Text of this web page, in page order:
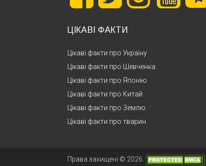
ЦІКАВІ ФАКТИ
Цікаві факти про Україну
Цікаві факти про Шевченка
Цікаві факти про Японію
Цікаві факти про Китай
Цікаві факти про Землю
Цікаві факти про тварин
Права захищені © 2026.